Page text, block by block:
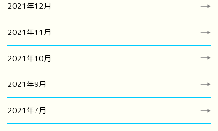
2021年12月
2021年11月
2021年10月
2021年9月
2021年7月